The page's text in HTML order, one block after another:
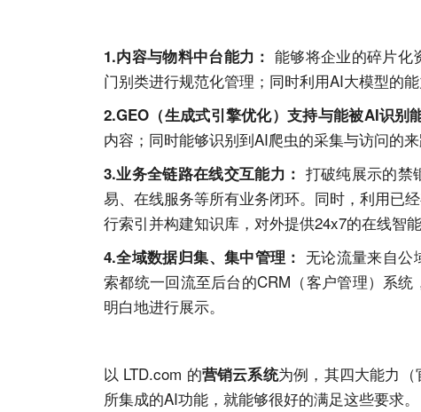
1.内容与物料中台能力： 能够将企业的碎片化
门别类进行规范化管理；同时利用AI大模型的
2.GEO（生成式引擎优化）支持与能被AI识别
内容；同时能够识别到AI爬虫的采集与访问的
3.业务全链路在线交互能力： 打破纯展示的禁
易、在线服务等所有业务闭环。同时，利用已
行索引并构建知识库，对外提供24x7的在线智能
4.全域数据归集、集中管理： 无论流量来自公
索都统一回流至后台的CRM（客户管理）系
明白地进行展示。
以 LTD.com 的营销云系统为例，其四大能力
所集成的AI功能，就能够很好的满足这些要求。